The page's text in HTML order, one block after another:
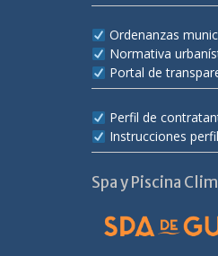
Ordenanzas
Normativa
Portal de
Perfil de
Instrucciones
Spa y Piscina